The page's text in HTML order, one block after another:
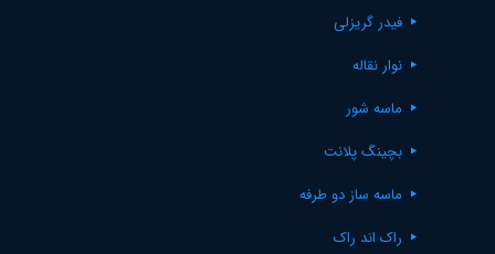
فیدر گریزلی
نوار نقاله
ماسه شور
بچینگ پلانت
ماسه ساز دو طرفه
راک اند راک